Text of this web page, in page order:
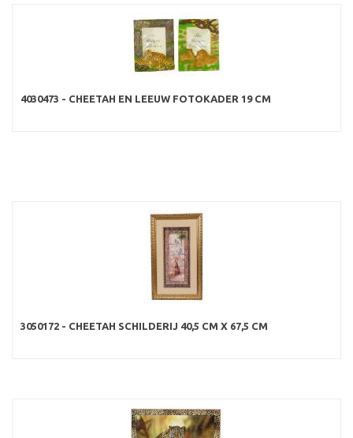
4030473 - CHEETAH EN LEEUW FOTOKADER 19 CM
3050172 - CHEETAH SCHILDERIJ 40,5 CM X 67,5 CM